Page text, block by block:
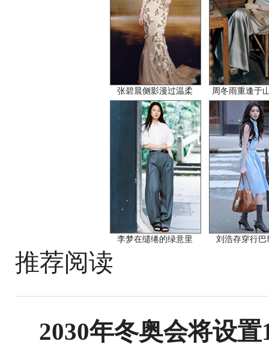
张碧晨侧影漫过温柔 周冬雨重逢于
李梦在缱绻的绿意里 刘浩存穿行巴
推荐阅读
2030年冬奥会将设置